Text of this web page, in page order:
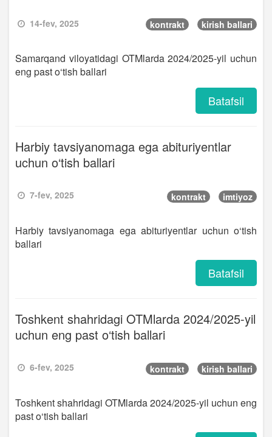
14-fev, 2025 kontrakt kirish ballari
Samarqand viloyatidagi OTMlarda 2024/2025-yil uchun
eng past o‘tish ballari
Batafsil
Harbiy tavsiyanomaga ega abituriyentlar
uchun o‘tish ballari
7-fev, 2025 kontrakt imtiyoz
Harbiy tavsiyanomaga ega abituriyentlar uchun o‘tish
ballari
Batafsil
Toshkent shahridagi OTMlarda 2024/2025-yil
uchun eng past o‘tish ballari
6-fev, 2025 kontrakt kirish ballari
Toshkent shahridagi OTMlarda 2024/2025-yil uchun eng
past o‘tish ballari